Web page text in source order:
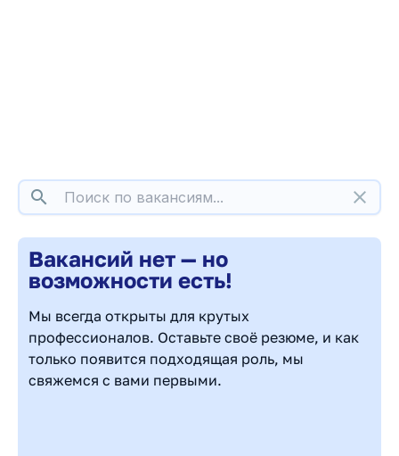
search close
Вакансий нет — но
возможности есть!
Мы всегда открыты для крутых
профессионалов. Оставьте своё резюме, и как
только появится подходящая роль, мы
свяжемся с вами первыми.